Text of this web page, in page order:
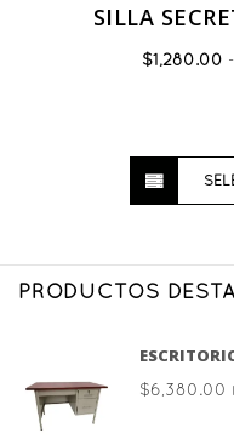
SILLA
$1,280.00 -
PRODUCTOS
$6,380.00